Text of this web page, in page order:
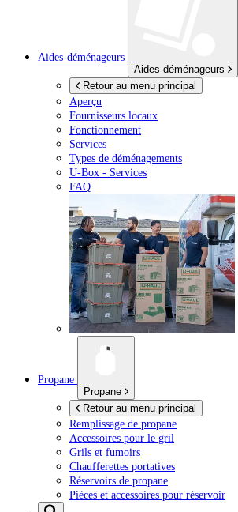
Aides-déménageurs
Aides-déménageurs
Retour au menu principal
Aperçu
Fournisseurs locaux
Fonctionnement
Services
Types de déménagements
U-Box - Services
FAQ
Propane
Propane
Retour au menu principal
Remplissage de propane
Accessoires pour le gril
Grils et fumoirs
Chaufferettes portatives
Réservoirs de propane
Pièces et accessoires pour réservoir